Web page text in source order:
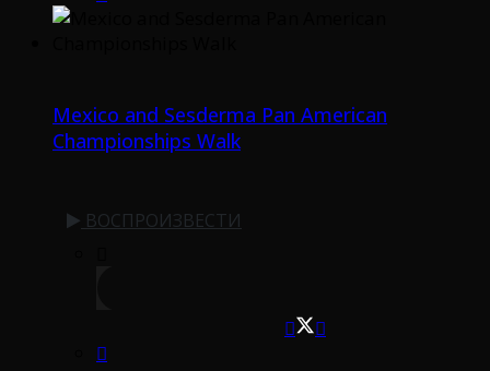
Mexico and Sesderma Pan American
Championships Walk
ВОСПРОИЗВЕСТИ